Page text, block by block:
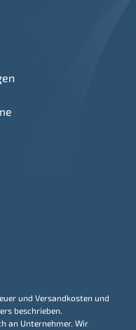
und Versandkosten und
beschrieben.
an Unternehmer. Wir